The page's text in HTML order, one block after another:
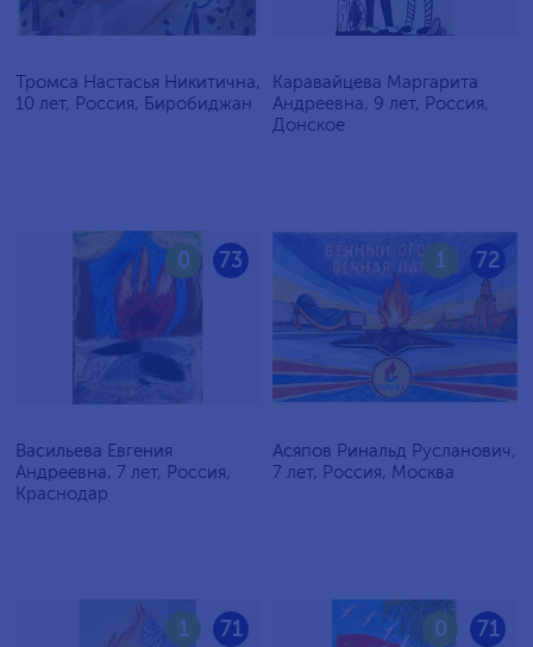
Тромса Настасья Никитична,
10 лет, Россия, Биробиджан
Каравайцева Маргарита
Андреевна, 9 лет, Россия,
Донское
73
0
Васильева Евгения
Андреевна, 7 лет, Россия,
Краснодар
72
1
Асяпов Ринальд Русланович,
7 лет, Россия, Москва
71
1 71
0